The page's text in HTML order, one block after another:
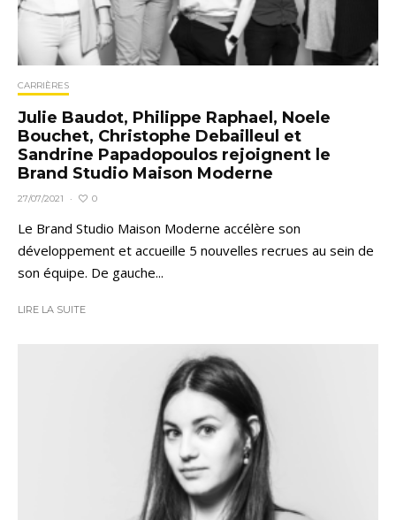
CARRIÈRES
Julie Baudot, Philippe Raphael, Noele
Bouchet, Christophe Debailleul et
Sandrine Papadopoulos rejoignent le
Brand Studio Maison Moderne
27/07/2021 · 0
Le Brand Studio Maison Moderne accélère son
développement et accueille 5 nouvelles recrues au sein de
son équipe. De gauche...
LIRE LA SUITE